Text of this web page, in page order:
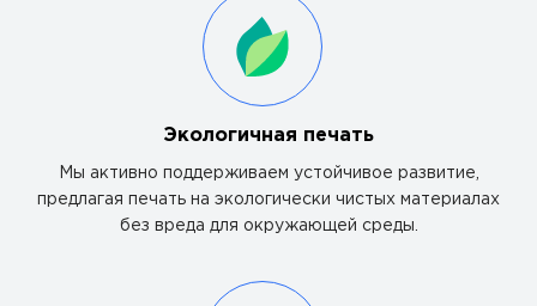
Экологичная печать
Мы активно поддерживаем устойчивое развитие,
предлагая печать на экологически чистых материалах
без вреда для окружающей среды.